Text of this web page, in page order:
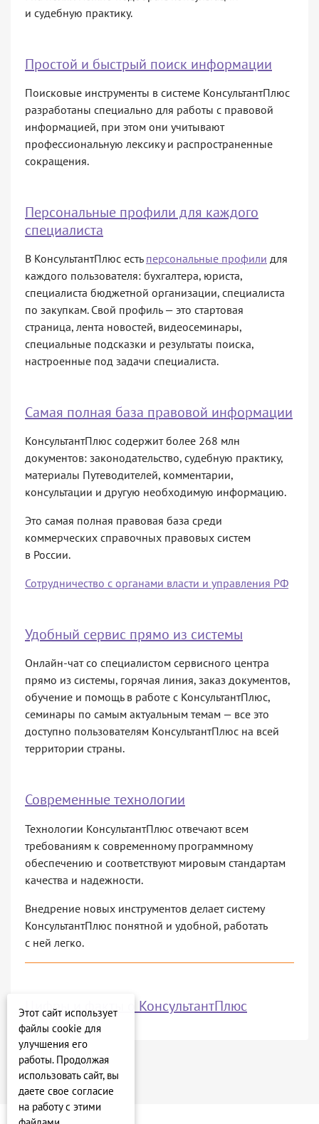
и судебную практику.
Простой и быстрый поиск информации
Поисковые инструменты в системе КонсультантПлюс
разработаны специально для работы с правовой
информацией, при этом они учитывают
профессиональную лексику и распространенные
сокращения.
Персональные профили для каждого
специалиста
В КонсультантПлюс есть персональные профили для
каждого пользователя: бухгалтера, юриста,
специалиста бюджетной организации, специалиста
по закупкам. Свой профиль — это стартовая
страница, лента новостей, видеосеминары,
специальные подсказки и результаты поиска,
настроенные под задачи специалиста.
Самая полная база правовой информации
КонсультантПлюс содержит более 268 млн
документов: законодательство, судебную практику,
материалы Путеводителей, комментарии,
консультации и другую необходимую информацию.
Это самая полная правовая база среди
коммерческих справочных правовых систем
в России.
Сотрудничество с органами власти и управления РФ
Удобный сервис прямо из системы
Онлайн-чат со специалистом сервисного центра
прямо из системы, горячая линия, заказ документов,
обучение и помощь в работе с КонсультантПлюс,
семинары по самым актуальным темам — все это
доступно пользователям КонсультантПлюс на всей
территории страны.
Современные технологии
Технологии КонсультантПлюс отвечают всем
требованиям к современному программному
обеспечению и соответствуют мировым стандартам
качества и надежности.
Внедрение новых инструментов делает систему
КонсультантПлюс понятной и удобной, работать
с ней легко.
Цифры и факты о КонсультантПлюс
Этот сайт использует
файлы cookie для
улучшения его
работы. Продолжая
использовать сайт, вы
даете свое согласие
на работу с этими